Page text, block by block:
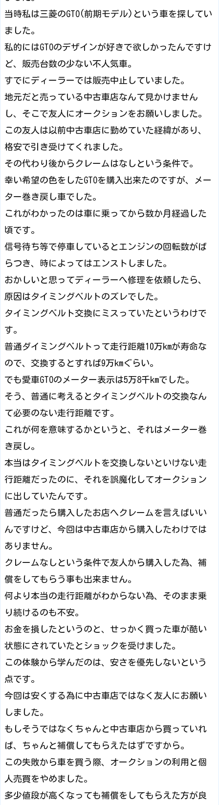
当時私は三菱のGTO(前期モデル)という車を探してい
ました。
私的にはGTOのデザインが好きで欲しかったんですけ
ど、販売台数の少ない不人気車。
すでにディーラーでは販売中止していました。
地元だと売っている中古車店なんて見かけません
し、そこで友人にオークションをお願いしました。
この友人は以前中古車店に勤めていた経緯があり、
格安で引き受けてくれました。
その代わり後からクレームはなしという条件で。
幸い希望の色をしたGTOを購入出来たのですが、メー
ター巻き戻し車でした。
これがわかったのは車に乗ってから数か月経過した
頃です。
信号待ち等で停車しているとエンジンの回転数がば
らつき、時によってはエンストしました。
おかしいと思ってディーラーへ修理を依頼したら、
原因はタイミングベルトのズレでした。
タイミングベルト交換にミスっていたというわけで
す。
普通ダイミングベルトって走行距離10万kmが寿命な
ので、交換するとすれば9万kmぐらい。
でも愛車GTOのメーター表示は5万8千kmでした。
そう、普通に考えるとタイミングベルトの交換なん
て必要のない走行距離です。
これが何を意味するかというと、それはメーター巻
き戻し。
本当はタイミングベルトを交換しないといけない走
行距離だったのに、それを誤魔化してオークション
に出していたんです。
普通だったら購入したお店へクレームを言えばいい
んですけど、今回は中古車店から購入したわけでは
ありません。
クレームなしという条件で友人から購入した為、補
償をしてもらう事も出来ません。
何より本当の走行距離がわからない為、そのまま乗
り続けるのも不安。
お金を損したというのと、せっかく買った車が酷い
状態にされていたとショックを受けました。
この体験から学んだのは、安さを優先しないという
点です。
今回は安くする為に中古車店ではなく友人にお願い
しました。
もしそうではなくちゃんと中古車店から買っていれ
ば、ちゃんと補償してもらえたはずですから。
この失敗から車を買う際、オークションの利用と個
人売買をやめました。
多少値段が高くなっても補償をしてもらえた方が良